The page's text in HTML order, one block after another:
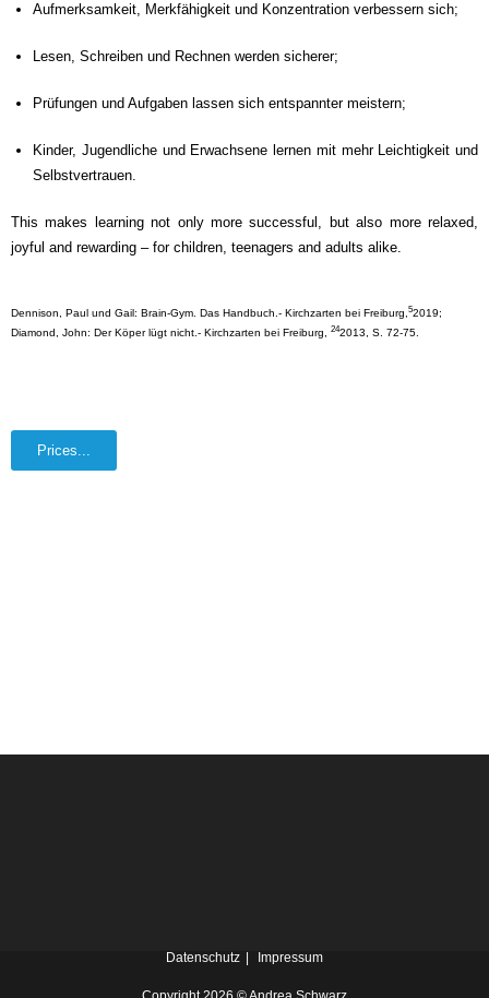
Aufmerksamkeit, Merkfähigkeit und Konzentration verbessern sich;
Lesen, Schreiben und Rechnen werden sicherer;
Prüfungen und Aufgaben lassen sich entspannter meistern;
Kinder, Jugendliche und Erwachsene lernen mit mehr Leichtigkeit und
Selbstvertrauen.
This makes learning not only more successful, but also more relaxed,
joyful and rewarding – for children, teenagers and adults alike.
Dennison, Paul und Gail: Brain-Gym. Das Handbuch.- Kirchzarten bei Freiburg, 52019;
Diamond, John: Der Köper lügt nicht.- Kirchzarten bei Freiburg,
242013, S. 72-75.
Prices...
Datenschutz Impressum